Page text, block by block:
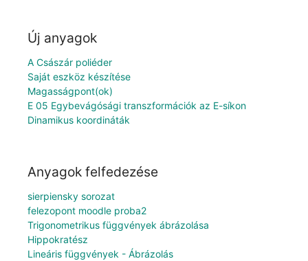
Új anyagok
A Császár poliéder
Saját eszköz készítése
Magasságpont(ok)
E 05 Egybevágósági transzformációk az E-síkon
Dinamikus koordináták
Anyagok felfedezése
sierpiensky sorozat
felezopont moodle proba2
Trigonometrikus függvények ábrázolása
Hippokratész
Lineáris függvények - Ábrázolás